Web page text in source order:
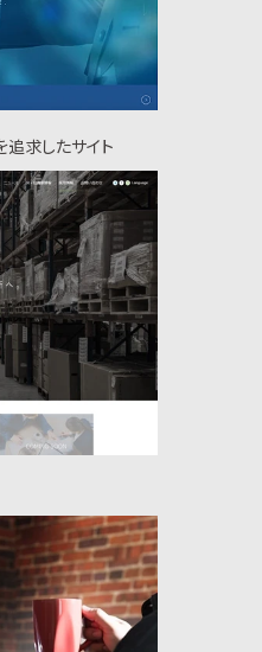
追求したサイト